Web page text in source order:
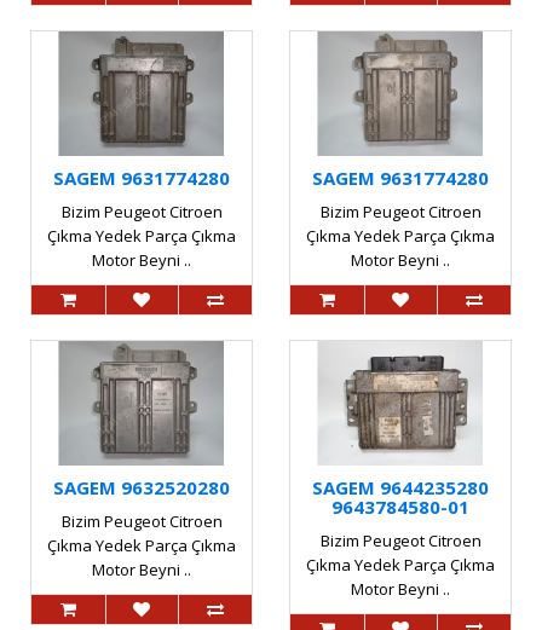
SAGEM 9631774280
Bizim Peugeot Citroen
Çıkma Yedek Parça Çıkma
Motor Beyni ..
SAGEM 9631774280
Bizim Peugeot Citroen
Çıkma Yedek Parça Çıkma
Motor Beyni ..
SAGEM 9632520280
Bizim Peugeot Citroen
Çıkma Yedek Parça Çıkma
Motor Beyni ..
SAGEM 9644235280
9643784580-01
Bizim Peugeot Citroen
Çıkma Yedek Parça Çıkma
Motor Beyni ..